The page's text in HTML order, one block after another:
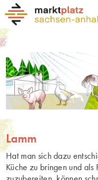
Lamm
Hat man sich dazu
Küche zu bringen und als